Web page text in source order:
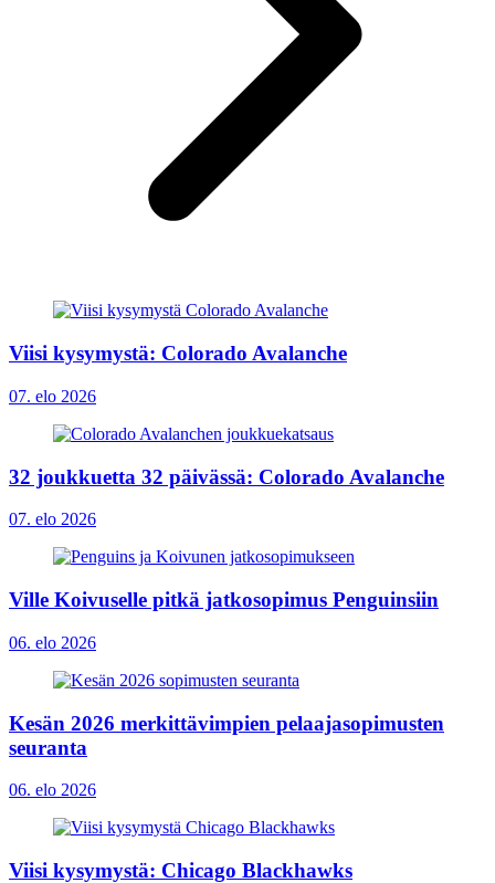
Viisi kysymystä: Colorado Avalanche
07. elo 2026
32 joukkuetta 32 päivässä: Colorado Avalanche
07. elo 2026
Ville Koivuselle pitkä jatkosopimus Penguinsiin
06. elo 2026
Kesän 2026 merkittävimpien pelaajasopimusten
seuranta
06. elo 2026
Viisi kysymystä: Chicago Blackhawks